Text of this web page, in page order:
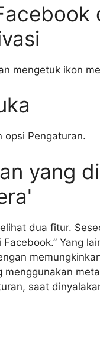
mengetuk ikon
opsi Pengaturan.
yang
dua fitur.
Yang
saat